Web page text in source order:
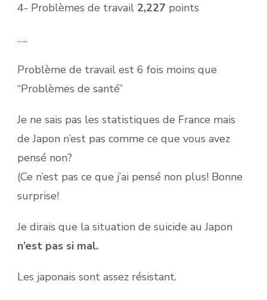
4- Problèmes de travail 2,227 points
…..
Problème de travail est 6 fois moins que
“Problèmes de santé”
Je ne sais pas les statistiques de France mais
de Japon n’est pas comme ce que vous avez
pensé non?
(Ce n’est pas ce que j’ai pensé non plus! Bonne
surprise!
Je dirais que la situation de suicide au Japon
n’est pas si mal.
Les japonais sont assez résistant.